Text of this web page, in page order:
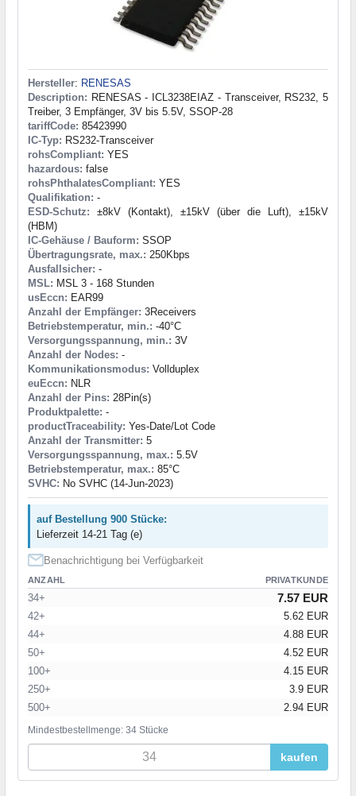
Hersteller: RENESAS
Description: RENESAS - ICL3238EIAZ - Transceiver, RS232, 5
Treiber, 3 Empfänger, 3V bis 5.5V, SSOP-28
tariffCode: 85423990
IC-Typ: RS232-Transceiver
rohsCompliant: YES
hazardous: false
rohsPhthalatesCompliant: YES
Qualifikation: -
ESD-Schutz: ±8kV (Kontakt), ±15kV (über die Luft), ±15kV
(HBM)
IC-Gehäuse / Bauform: SSOP
Übertragungsrate, max.: 250Kbps
Ausfallsicher: -
MSL: MSL 3 - 168 Stunden
usEccn: EAR99
Anzahl der Empfänger: 3Receivers
Betriebstemperatur, min.: -40°C
Versorgungsspannung, min.: 3V
Anzahl der Nodes: -
Kommunikationsmodus: Vollduplex
euEccn: NLR
Anzahl der Pins: 28Pin(s)
Produktpalette: -
productTraceability: Yes-Date/Lot Code
Anzahl der Transmitter: 5
Versorgungsspannung, max.: 5.5V
Betriebstemperatur, max.: 85°C
SVHC: No SVHC (14-Jun-2023)
auf Bestellung 900 Stücke:
Lieferzeit 14-21 Tag (e)
Benachrichtigung bei Verfügbarkeit
ANZAHL PRIVATKUNDE
34+ 7.57 EUR
42+
5.62 EUR
44+
4.88 EUR
50+
4.52 EUR
100+
4.15 EUR
250+
3.9 EUR
500+
2.94 EUR
Mindestbestellmenge: 34 Stücke
kaufen